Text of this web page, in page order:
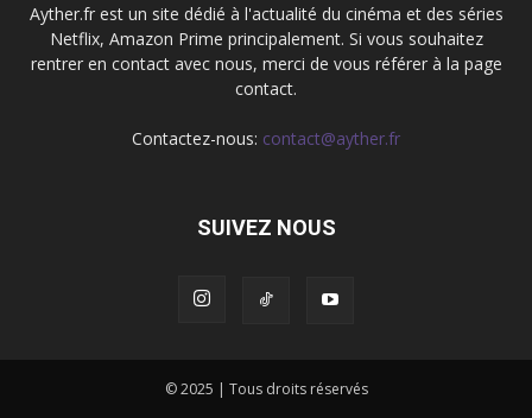
Ayther.fr est un site dédié à l'actualité du cinéma et des séries
Netflix, Amazon Prime principalement. Si vous souhaitez
rentrer en contact avec nous, merci de vous référer à la page
contact.
Contactez-nous: contact@ayther.fr
SUIVEZ NOUS
© 2025 | Tous droits réservés